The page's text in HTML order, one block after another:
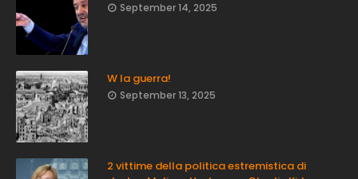
September 14, 2025
W la guerra!
September 13, 2025
2 vittime della politica estremistica di